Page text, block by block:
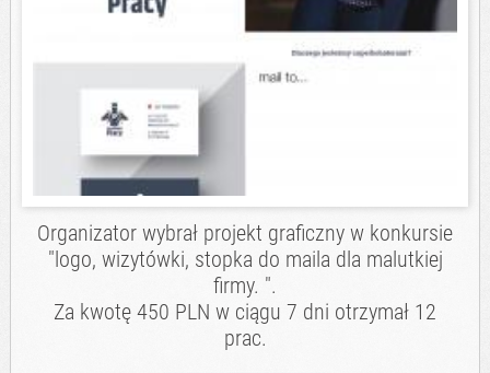
Organizator wybrał projekt graficzny w konkursie
"logo, wizytówki, stopka do maila dla malutkiej
firmy. ".
Za kwotę 450 PLN w ciągu 7 dni otrzymał 12
prac.